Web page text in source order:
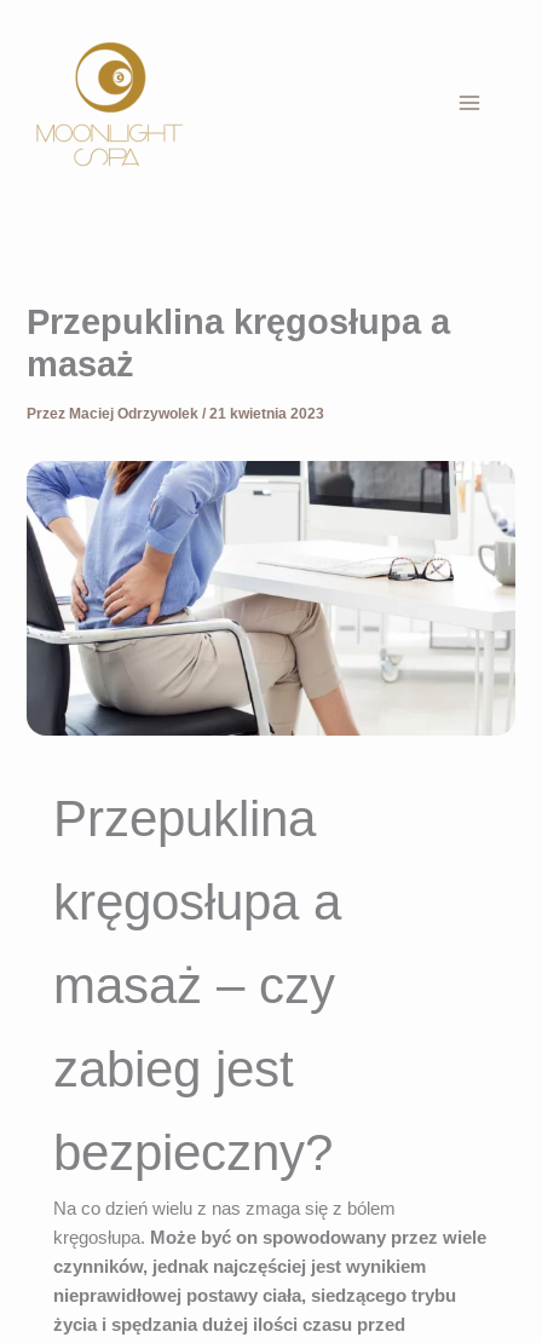
Przepuklina kręgosłupa a
masaż
Przez Maciej Odrzywolek/21 kwietnia 2023
Przepuklina
kręgosłupa a
masaż – czy
zabieg jest
bezpieczny?
Na co dzień wielu z nas zmaga się z bólem
kręgosłupa. Może być on spowodowany przez wiele
czynników, jednak najczęściej jest wynikiem
nieprawidłowej postawy ciała, siedzącego trybu
życia i spędzania dużej ilości czasu przed